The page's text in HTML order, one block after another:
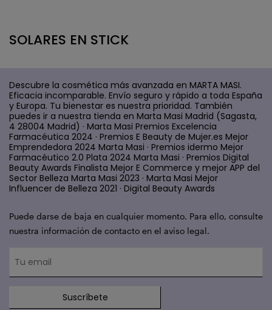
SOLARES EN STICK
Descubre la cosmética más avanzada en MARTA MASI.
Eficacia incomparable. Envío seguro y rápido a toda España
y Europa. Tu bienestar es nuestra prioridad. También
puedes ir a nuestra tienda en Marta Masi Madrid (Sagasta,
4 28004 Madrid) · Marta Masi Premios Excelencia
Farmacéutica 2024 · Premios E Beauty de Mujer.es Mejor
Emprendedora 2024 Marta Masi · Premios idermo Mejor
Farmacéutico 2.0 Plata 2024 Marta Masi · Premios Digital
Beauty Awards Finalista Mejor E Commerce y mejor APP del
Sector Belleza Marta Masi 2023 · Marta Masi Mejor
Influencer de Belleza 2021 · Digital Beauty Awards
Puede darse de baja en cualquier momento. Para ello, consulte
nuestra información de contacto en el aviso legal.
Suscríbete